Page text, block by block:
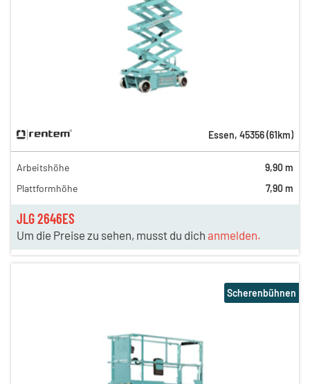
JLG 2646ES
Um die Preise zu sehen, musst du dich anmelden.
Essen, 45356(61km)
Arbeitshöhe
9,90 m
Plattformhöhe
7,90 m
Scherenbühnen